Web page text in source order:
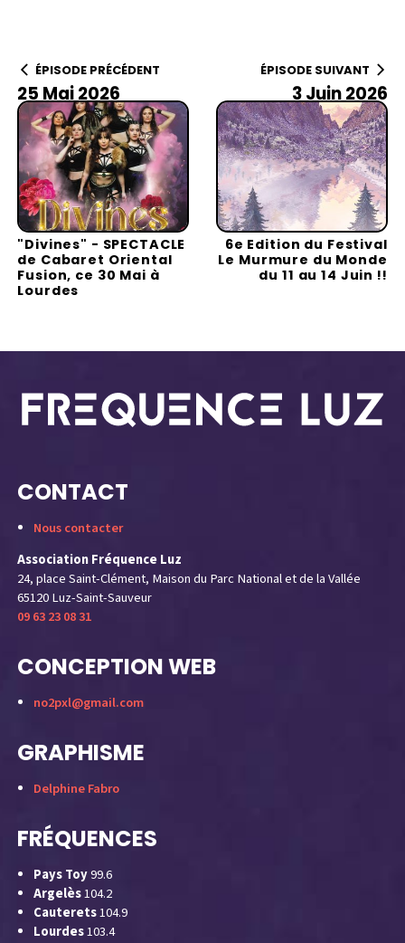
ÉPISODE PRÉCÉDENT
25 Mai 2026
"Divines" - SPECTACLE
de Cabaret Oriental
Fusion, ce 30 Mai à
Lourdes
ÉPISODE SUIVANT
3 Juin 2026
6e Edition du Festival
Le Murmure du Monde
du 11 au 14 Juin !!
CONTACT
Nous contacter
Association Fréquence Luz
24, place Saint-Clément, Maison du Parc National et de la Vallée
65120 Luz-Saint-Sauveur
09 63 23 08 31
CONCEPTION WEB
no2pxl@gmail.com
GRAPHISME
Delphine Fabro
FRÉQUENCES
Pays Toy99.6
Argelès104.2
Cauterets104.9
Lourdes103.4